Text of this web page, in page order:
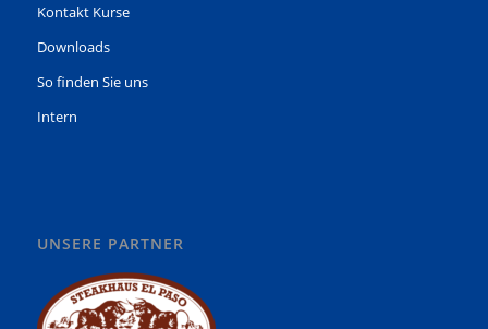
Kontakt Kurse
Downloads
So finden Sie uns
Intern
UNSERE PARTNER